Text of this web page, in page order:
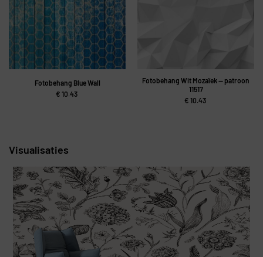
Fotobehang Blue Wall
€ 10.43
Fotobehang Wit Mozaïek — patroon
11517
€ 10.43
Visualisaties